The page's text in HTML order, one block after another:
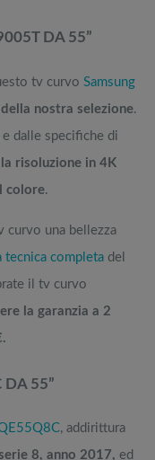
DA 55”
tv curvo Samsung
nostra selezione.
dalle specifiche di
risoluzione in 4K
colore.
curvo una bellezza
tecnica completa del
il tv curvo
la garanzia a 2
DA 55”
, addirittura
8, anno 2017, ed